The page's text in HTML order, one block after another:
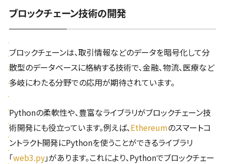
ブロックチェーン技術の開発
ブロックチェーンは、取引情報などのデータを暗号化して分
散型のデータベースに格納する技術で、金融、物流、医療など
多岐にわたる分野での応用が期待されています。
Pythonの柔軟性や、豊富なライブラリがブロックチェーン技
術開発にも役立っています。例えば、Ethereumのスマートコ
ントラクト開発にPythonを使うことができるライブラリ
「web3.py」があります。これにより、Pythonでブロックチェー